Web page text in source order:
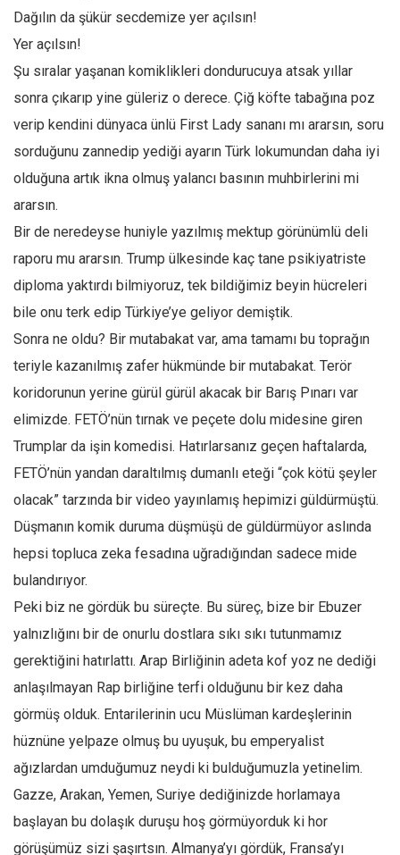
Karisi kitap sualleri
7 soruda bu hafta
Ekonomi
Spor
Sağlık
Türkiye
Siyaset
Dünya
Avrupa
Asya
Afrika
Amerika
Düşünce
Dosyalar
Dağılın da şükür secdemize yer açılsın!
Yer açılsın!
Şu sıralar yaşanan komiklikleri dondurucuya atsak yıllar
sonra çıkarıp yine güleriz o derece. Çiğ köfte tabağına poz
verip kendini dünyaca ünlü First Lady sananı mı ararsın, soru
sorduğunu zannedip yediği ayarın Türk lokumundan daha iyi
olduğuna artık ikna olmuş yalancı basının muhbirlerini mi
ararsın.
Bir de neredeyse huniyle yazılmış mektup görünümlü deli
raporu mu ararsın. Trump ülkesinde kaç tane psikiyatriste
diploma yaktırdı bilmiyoruz, tek bildiğimiz beyin hücreleri
bile onu terk edip Türkiye’ye geliyor demiştik.
Sonra ne oldu? Bir mutabakat var, ama tamamı bu toprağın
teriyle kazanılmış zafer hükmünde bir mutabakat. Terör
koridorunun yerine gürül gürül akacak bir Barış Pınarı var
elimizde. FETÖ’nün tırnak ve peçete dolu midesine giren
Trumplar da işin komedisi. Hatırlarsanız geçen haftalarda,
FETÖ’nün yandan daraltılmış dumanlı eteği “çok kötü şeyler
olacak” tarzında bir video yayınlamış hepimizi güldürmüştü.
Düşmanın komik duruma düşmüşü de güldürmüyor aslında
hepsi topluca zeka fesadına uğradığından sadece mide
bulandırıyor.
Peki biz ne gördük bu süreçte. Bu süreç, bize bir Ebuzer
yalnızlığını bir de onurlu dostlara sıkı sıkı tutunmamız
gerektiğini hatırlattı. Arap Birliğinin adeta kof yoz ne dediği
anlaşılmayan Rap birliğine terfi olduğunu bir kez daha
görmüş olduk. Entarilerinin ucu Müslüman kardeşlerinin
hüznüne yelpaze olmuş bu uyuşuk, bu emperyalist
ağızlardan umduğumuz neydi ki bulduğumuzla yetinelim.
Gazze, Arakan, Yemen, Suriye dediğinizde horlamaya
başlayan bu dolaşık duruşu hoş görmüyorduk ki hor
görüşümüz sizi şaşırtsın. Almanya’yı gördük, Fransa’yı